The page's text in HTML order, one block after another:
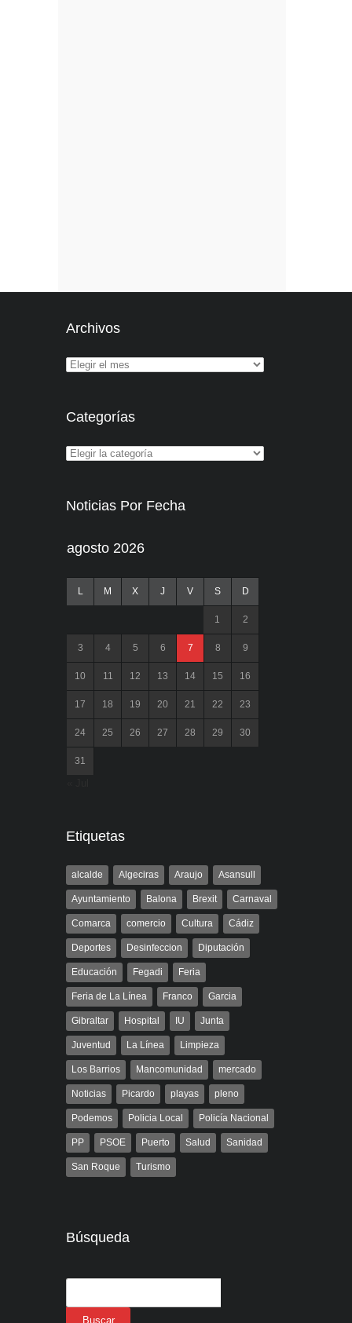
Archivos
Categorías
Noticias Por Fecha
agosto 2026
L M X J V S D
1 2
3 4 5 6 7 8 9
10 11 12 13 14 15 16
17 18 19 20 21 22 23
24 25 26 27 28 29 30
31
Etiquetas
alcalde Algeciras Araujo Asansull
Ayuntamiento Balona Brexit Carnaval
Comarca comercio Cultura Cádiz
Deportes Desinfeccion Diputación
Educación Fegadi Feria
Feria de La Línea Franco Garcia
Gibraltar Hospital IU Junta
Juventud La Línea Limpieza
Los Barrios Mancomunidad mercado
Noticias Picardo playas pleno
Podemos Policia Local Policía Nacional
PP PSOE Puerto Salud Sanidad
San Roque Turismo
Búsqueda